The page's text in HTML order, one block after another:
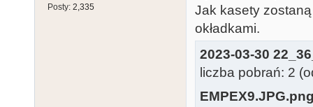
Posty: 2,335
Jak kasety
okładkami.
2023-03-30
liczba pobrań: 2